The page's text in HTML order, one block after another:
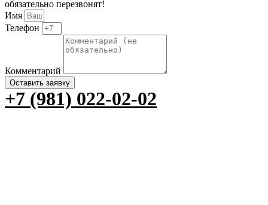
обязательно перезвонят!
Имя
Телефон
Комментарий
Оставить заявку
+7 (981) 022-02-02